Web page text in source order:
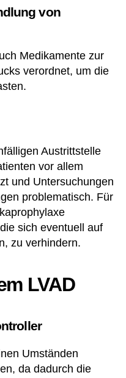
von
Medikamente zur
verordnet, um die
Austrittstelle
vor allem
und Untersuchungen
problematisch. Für
sich eventuell auf
zu verhindern.
LVAD
Umständen
da dadurch die